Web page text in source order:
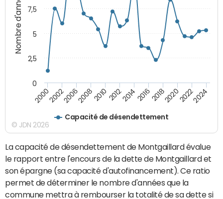
Nombre d'années
Capacité de désendettement
20002002200620082010 2012201420162018202020222024
0
2,5
5
7,5
© JDN 2026
La capacité de désendettement de Montgaillard évalue
le rapport entre l'encours de la dette de Montgaillard et
son épargne (sa capacité d'autofinancement). Ce ratio
permet de déterminer le nombre d'années que la
commune mettra à rembourser la totalité de sa dette si